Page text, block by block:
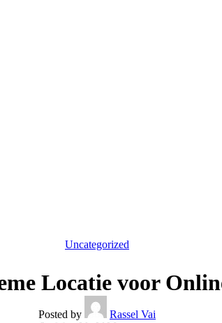
Uncategorized
Locatie voor
Posted by
Rassel Vai